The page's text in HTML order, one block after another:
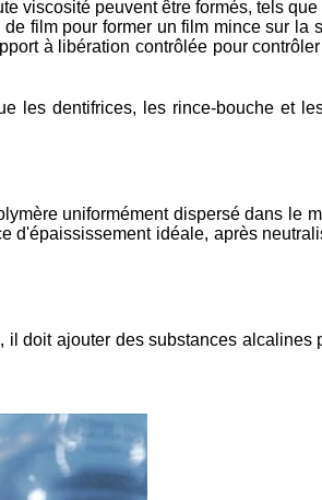
viscosité peuvent être formés, tels
film pour former un film mince sur
à libération contrôlée pour
les dentifrices, les rince-bouche et
uniformément dispersé dans le
d'épaississement idéale, après
doit ajouter des substances